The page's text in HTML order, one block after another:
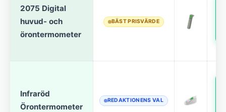
2075 Digital
huvud- och
örontermometer
BÄST PRISVÄRDE
Infraröd
Örontermometer
REDAKTIONENS VAL